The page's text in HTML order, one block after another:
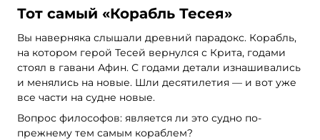
Тот самый «Корабль Тесея»
Вы наверняка слышали древний парадокс. Корабль,
на котором герой Тесей вернулся с Крита, годами
стоял в гавани Афин. С годами детали изнашивались
и менялись на новые. Шли десятилетия — и вот уже
все части на судне новые.
Вопрос философов: является ли это судно по-
прежнему тем самым кораблем?